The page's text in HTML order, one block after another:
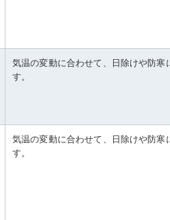
気温の変動に合わせて、日除けや防寒
す。
気温の変動に合わせて、日除けや防寒
す。